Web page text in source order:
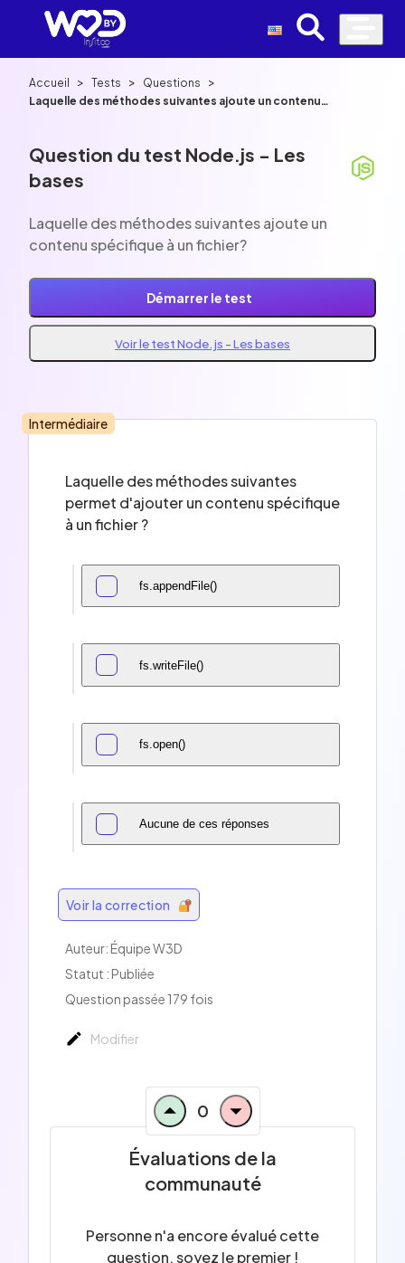
Accueil > Tests > Questions >
Laquelle des méthodes suivantes ajoute un contenu
Question du test Node.js - Les
bases
Laquelle des méthodes suivantes ajoute un
contenu spécifique à un fichier?
Démarrer le test
Voir le test Node.js - Les bases
Intermédiaire
Laquelle des méthodes suivantes
permet d'ajouter un contenu spécifique
à un fichier ?
fs.appendFile()
fs.writeFile()
fs.open()
Aucune de ces réponses
Voir la correction
Auteur: Équipe W3D
Statut : Publiée
Question passée 179 fois
Modifier
0
Évaluations de la
communauté
Personne n'a encore évalué cette
question, soyez le premier !